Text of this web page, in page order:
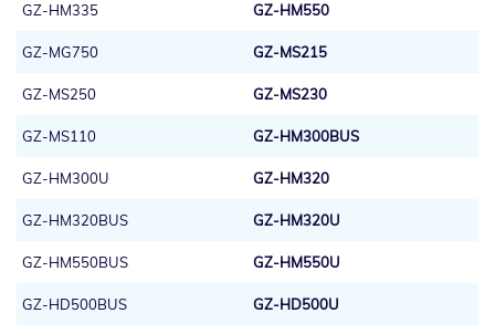
GZ-HM335 GZ-HM550
GZ-MG750 GZ-MS215
GZ-MS250 GZ-MS230
GZ-MS110 GZ-HM300BUS
GZ-HM300U GZ-HM320
GZ-HM320BUS GZ-HM320U
GZ-HM550BUS GZ-HM550U
GZ-HD500BUS GZ-HD500U